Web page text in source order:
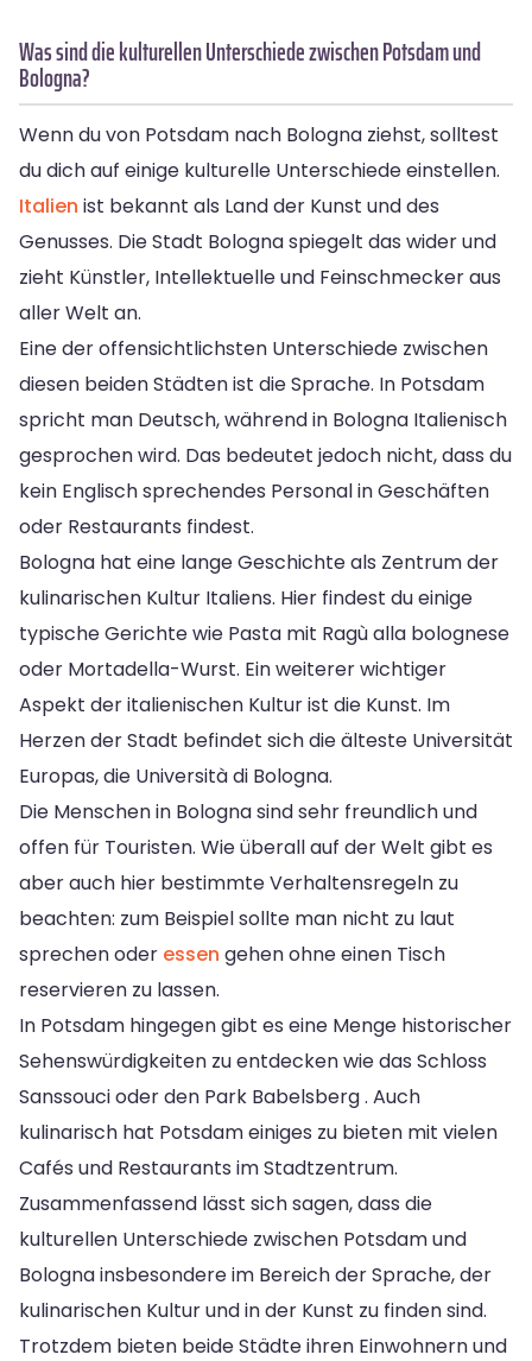
Was sind die kulturellen Unterschiede zwischen Potsdam und
Bologna?
Wenn du von Potsdam nach Bologna ziehst, solltest
du dich auf einige kulturelle Unterschiede einstellen.
Italien ist bekannt als Land der Kunst und des
Genusses. Die Stadt Bologna spiegelt das wider und
zieht Künstler, Intellektuelle und Feinschmecker aus
aller Welt an.
Eine der offensichtlichsten Unterschiede zwischen
diesen beiden Städten ist die Sprache. In Potsdam
spricht man Deutsch, während in Bologna Italienisch
gesprochen wird. Das bedeutet jedoch nicht, dass du
kein Englisch sprechendes Personal in Geschäften
oder Restaurants findest.
Bologna hat eine lange Geschichte als Zentrum der
kulinarischen Kultur Italiens. Hier findest du einige
typische Gerichte wie Pasta mit Ragù alla bolognese
oder Mortadella-Wurst. Ein weiterer wichtiger
Aspekt der italienischen Kultur ist die Kunst. Im
Herzen der Stadt befindet sich die älteste Universität
Europas, die Università di Bologna.
Die Menschen in Bologna sind sehr freundlich und
offen für Touristen. Wie überall auf der Welt gibt es
aber auch hier bestimmte Verhaltensregeln zu
beachten: zum Beispiel sollte man nicht zu laut
sprechen oder essen gehen ohne einen Tisch
reservieren zu lassen.
In Potsdam hingegen gibt es eine Menge historischer
Sehenswürdigkeiten zu entdecken wie das Schloss
Sanssouci oder den Park Babelsberg . Auch
kulinarisch hat Potsdam einiges zu bieten mit vielen
Cafés und Restaurants im Stadtzentrum.
Zusammenfassend lässt sich sagen, dass die
kulturellen Unterschiede zwischen Potsdam und
Bologna insbesondere im Bereich der Sprache, der
kulinarischen Kultur und in der Kunst zu finden sind.
Trotzdem bieten beide Städte ihren Einwohnern und